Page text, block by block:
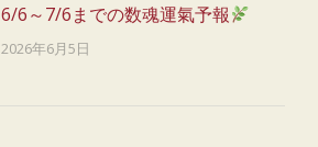
6/6～7/6までの数魂運氣予報
2026年6月5日